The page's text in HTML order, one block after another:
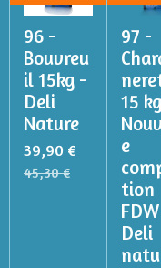
96 -
Bouvreu
il 15kg -
Deli
Nature
39,90 €
45,30 €
97 -
15
e
tion
Deli